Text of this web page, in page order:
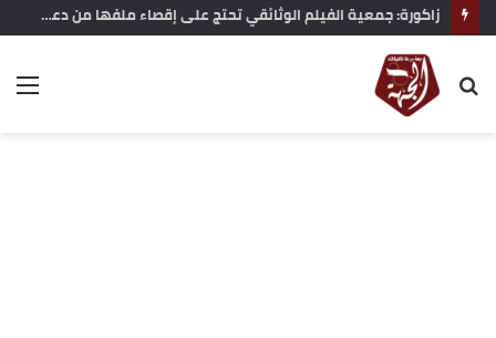
الرشيدية .. نزيف على أسفلت بوذنيب.. متى تتدخل السلطات لوقف حوادث السير ؟